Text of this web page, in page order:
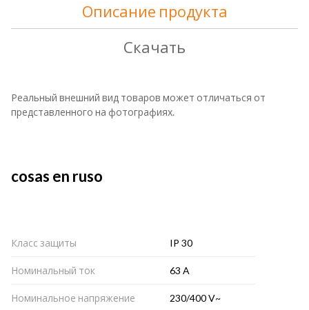
Описание продукта
Скачать
Реальный внешний вид товаров может отличаться от
представленного на фотографиях.
cosas en ruso
Класс защиты IP 30
Номинальный ток 63 A
Номинальное напряжение 230/400 V~